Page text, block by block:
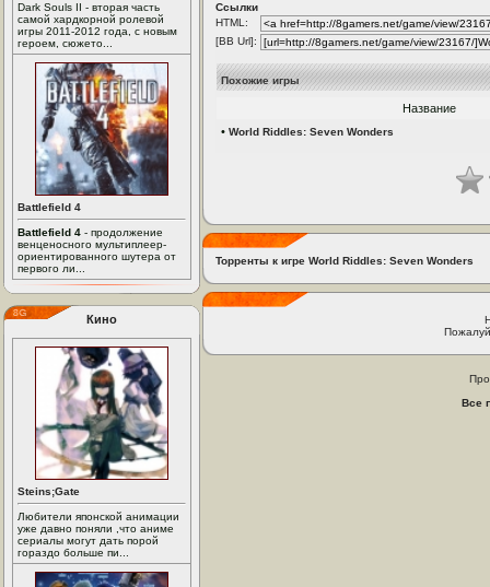
Dark Souls II - вторая часть
самой хардкорной ролевой
игры 2011-2012 года, с новым
героем, сюжето...
Battlefield 4
Battlefield 4 - продолжение
венценосного мультиплеер-
ориентированного шутера от
первого ли...
Кино
Steins;Gate
Любители японской анимации
уже давно поняли ,что аниме
сериалы могут дать порой
гораздо больше пи...
Ссылки
HTML:
[BB Url]:
Похожие игры
Название
• World Riddles: Seven Wonders
Торренты к игре World Riddles: Seven Wonders
Все